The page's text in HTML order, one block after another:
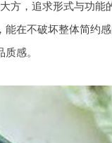
方，追求形式与功
能在不破坏整体简约
感。